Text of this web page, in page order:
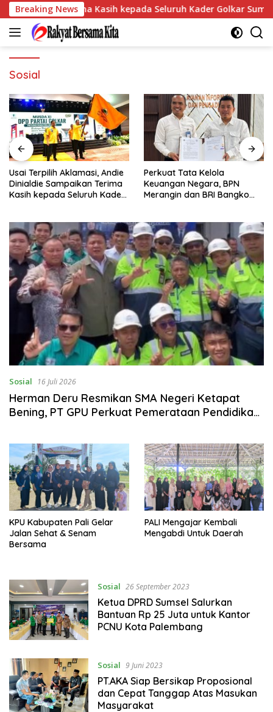
Langsung
ke
konten
Breaking News
Terima Kasih kepada Seluruh Kader Golkar Sumsel
Sosial
Perkuat Tata Kelola
Keuangan Negara, BPN
Merangin dan BRI Bangko
Pegadaian Kanwil III
Sumbagsel Perkuat
Implementasi ProKlim
Sosial 16 Juli 2026
Herman Deru Resmikan SMA Negeri Ketapat
Bening, PT GPU Perkuat Pemerataan Pendidikan
KPU Kabupaten Pali Gelar
Jalan Sehat & Senam
Bersama
PALI Mengajar Kembali
Mengabdi Untuk Daerah
Sosial 26 September 2023
Ketua DPRD Sumsel Salurkan
Bantuan Rp 25 Juta untuk Kantor
PCNU Kota Palembang
Sosial 9 Juni 2023
PT.AKA Siap Bersikap Proposional
dan Cepat Tanggap Atas Masukan
Masyarakat